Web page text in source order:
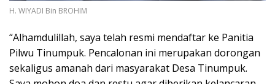
H. WIYADI Bin BROHIM
“Alhamdulillah, saya telah resmi mendaftar ke Panitia
Pilwu Tinumpuk. Pencalonan ini merupakan dorongan
sekaligus amanah dari masyarakat Desa Tinumpuk.